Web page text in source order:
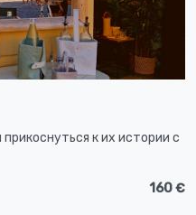
к их истории с
160 €